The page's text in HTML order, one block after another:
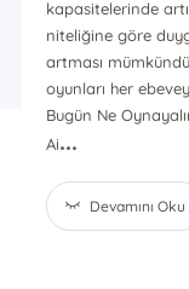
kapasitelerinde
niteliğine göre
artması
oyunları her
Bugün Ne
Ai...
Devamını Oku